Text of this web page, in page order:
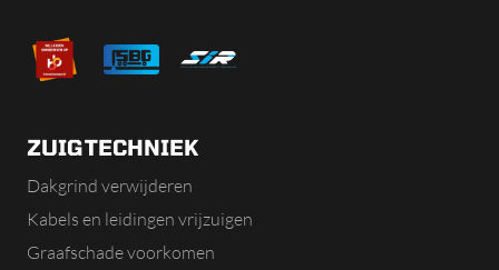
ZUIGTECHNIEK
Dakgrind verwijderen
Kabels en leidingen vrijzuigen
Graafschade voorkomen